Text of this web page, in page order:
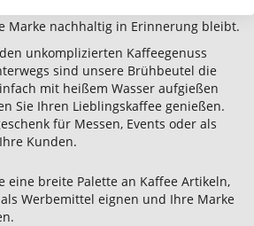
Marke nachhaltig in Erinnerung bleibt.
unkomplizierten Kaffeegenuss
sind unsere Brühbeutel die
mit heißem Wasser aufgießen
Sie Ihren Lieblingskaffee genießen.
für Messen, Events oder als
Kunden.
eine breite Palette an Kaffee Artikeln,
Werbemittel eignen und Ihre Marke